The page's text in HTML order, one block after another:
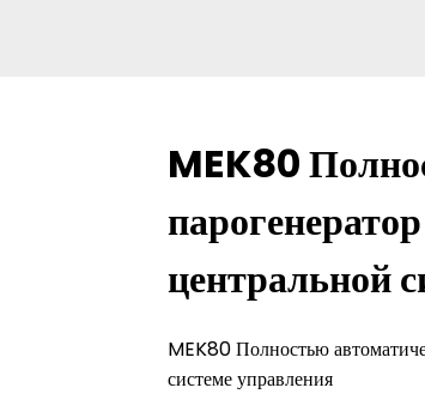
MEK80
центральной
MEK80 Полностью
системе управления